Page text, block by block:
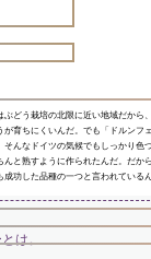
ぶどう栽培の北限に近い地域だから
が育ちにくいんだ。でも「ドルンフ
そんなドイツの気候でもしっかり色
んと熟すように作られたんだ。だか
成功した品種の一つと言われている
は。